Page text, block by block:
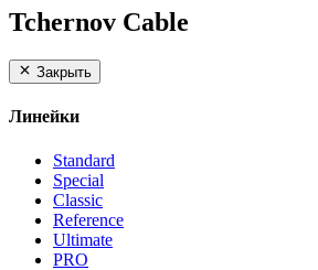
Tchernov Cable
Закрыть
Линейки
Standard
Special
Classic
Reference
Ultimate
PRO